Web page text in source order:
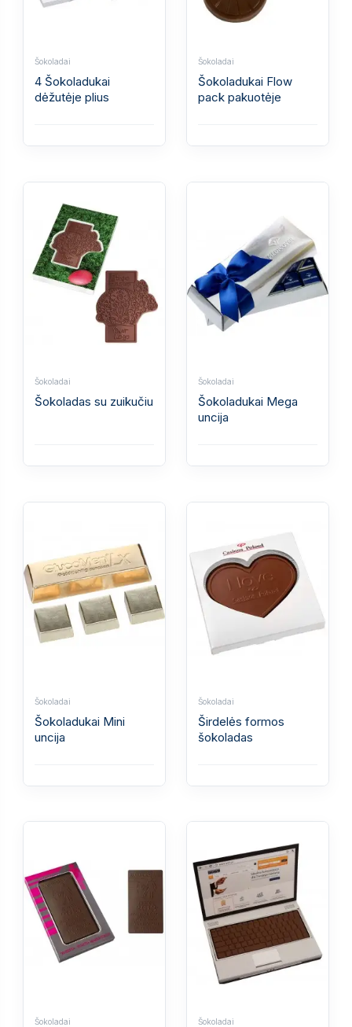
Šokoladai
4 Šokoladukai
dėžutėje plius
Šokoladai
Šokoladukai Flow
pack pakuotėje
Šokoladai
Šokoladas su zuikučiu
Šokoladai
Šokoladukai Mega
uncija
Šokoladai
Šokoladukai Mini
uncija
Šokoladai
Širdelės formos
šokoladas
Šokoladai Šokoladai